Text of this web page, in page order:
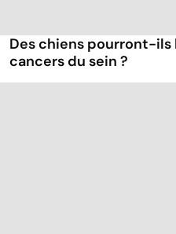
Des chiens pourront-
cancers du sein ?